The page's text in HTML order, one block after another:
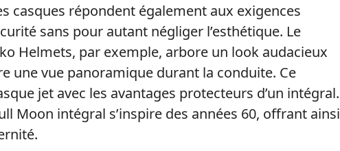
casques répondent également aux exigences
sans pour autant négliger l’esthétique. Le
Helmets, par exemple, arbore un look audacieux
une vue panoramique durant la conduite. Ce
jet avec les avantages protecteurs d’un intégral.
Moon intégral s’inspire des années 60, offrant ainsi